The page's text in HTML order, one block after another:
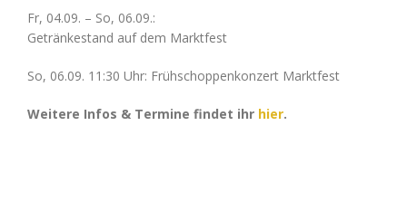
Fr, 04.09. – So, 06.09.:
Getränkestand auf dem Marktfest
So, 06.09. 11:30 Uhr: Frühschoppenkonzert Marktfest
Weitere Infos & Termine findet ihr hier.